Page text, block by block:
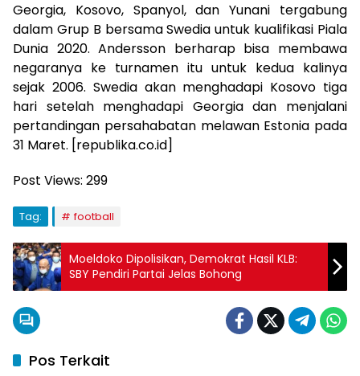
Georgia, Kosovo, Spanyol, dan Yunani tergabung
dalam Grup B bersama Swedia untuk kualifikasi Piala
Dunia 2020. Andersson berharap bisa membawa
negaranya ke turnamen itu untuk kedua kalinya
sejak 2006. Swedia akan menghadapi Kosovo tiga
hari setelah menghadapi Georgia dan menjalani
pertandingan persahabatan melawan Estonia pada
31 Maret. [republika.co.id]
Post Views: 299
Tag: football
Moeldoko Dipolisikan, Demokrat Hasil KLB:
SBY Pendiri Partai Jelas Bohong
Pos Terkait